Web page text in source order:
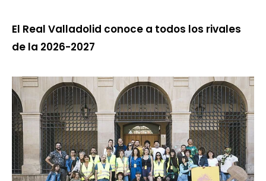
El Real Valladolid conoce a todos los rivales
de la 2026-2027